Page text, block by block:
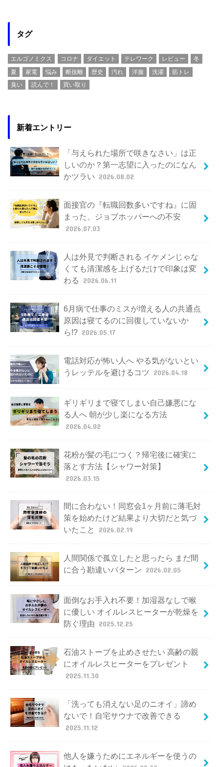
タグ
エルゴノミクス コロナ ダイエット テレワーク レビュー
冬
夏
家電 悩み 断捨離 歴史 汚れ 洋服 洗濯
筋トレ
臭い
読んで！ 買い取り
新着エントリー
「与えられた場所で咲きなさい」は正
しいのか？第一志望に入ったのになん
かツラい 2026.08.02
面接官の『転職回数多いですね』に固
まった、ジョブホッパーへの不安
2026.07.03
人は外見で判断される イケメンじゃな
くても清潔感を上げるだけで印象は変
わる
2026.06.11
6月病で仕事のミスが増える人の共通点
原因は寝てるのに回復していないか
ら!? 2026.05.17
電話対応が怖い人へ やる気がないとい
うレッテルを避けるコツ
2026.04.18
ギリギリまで寝てしまい自己嫌悪にな
る人へ 朝が少し楽になる方法
2026.04.02
花粉が髪の毛につく？帰宅後に確実に
落とす方法【シャワー対策】
2026.03.15
間に合わない！同窓会1ヶ月前に薄毛対
策を始めたけど結果より大切だと気づ
いたこと
2026.02.19
人間関係で孤立したと思ったら まだ間
に合う勘違いパターン 2026.02.05
面倒なお手入れ不要！加湿器なしで喉
に優しい オイルレスヒーターが乾燥を
防ぐ理由 2025.12.25
石油ストーブを止めさせたい 高齢の親
にオイルレスヒーターをプレゼント
2025.11.30
「洗っても消えない足のニオイ」諦め
ないで！自宅サウナで改善できる
2025.11.12
他人を嫌うためにエネルギーを使うの